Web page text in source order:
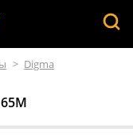
> Digma